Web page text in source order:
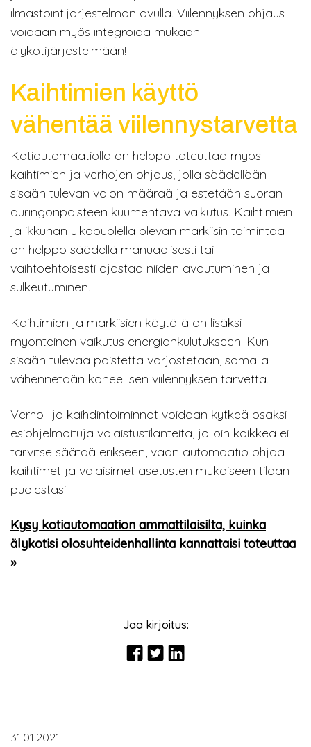
Jaa kirjoitus:
ilmastointijärjestelmän avulla. Viilennyksen ohjaus
voidaan myös integroida mukaan
älykotijärjestelmään!
Kaihtimien käyttö
vähentää viilennystarvetta
Kotiautomaatiolla on helppo toteuttaa myös
kaihtimien ja verhojen ohjaus, jolla säädellään
sisään tulevan valon määrää ja estetään suoran
auringonpaisteen kuumentava vaikutus. Kaihtimien
ja ikkunan ulkopuolella olevan markiisin toimintaa
on helppo säädellä manuaalisesti tai
vaihtoehtoisesti ajastaa niiden avautuminen ja
sulkeutuminen.
Kaihtimien ja markiisien käytöllä on lisäksi
myönteinen vaikutus energiankulutukseen. Kun
sisään tulevaa paistetta varjostetaan, samalla
vähennetään koneellisen viilennyksen tarvetta.
Verho- ja kaihdintoiminnot voidaan kytkeä osaksi
esiohjelmoituja valaistustilanteita, jolloin kaikkea ei
tarvitse säätää erikseen, vaan automaatio ohjaa
kaihtimet ja valaisimet asetusten mukaiseen tilaan
puolestasi.
Kysy kotiautomaation ammattilaisilta, kuinka
älykotisi olosuhteidenhallinta kannattaisi toteuttaa
»
31.01.2021